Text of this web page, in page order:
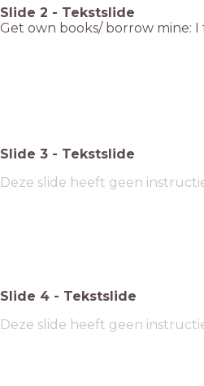
Slide 2 - Tekstslide
Get own books/ borrow mine:
Slide 3 - Tekstslide
Deze slide heeft geen
Slide 4 - Tekstslide
Deze slide heeft geen